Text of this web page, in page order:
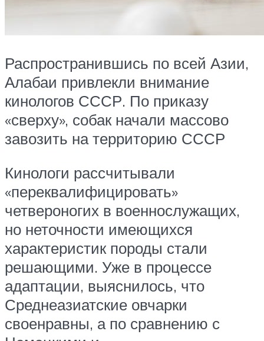
Распространившись по всей Азии,
Алабаи привлекли внимание
кинологов СССР. По приказу
«сверху», собак начали массово
завозить на территорию СССР
Кинологи рассчитывали
«переквалифицировать»
четвероногих в военнослужащих,
но неточности имеющихся
характеристик породы стали
решающими. Уже в процессе
адаптации, выяснилось, что
Среднеазиатские овчарки
своенравны, а по сравнению с